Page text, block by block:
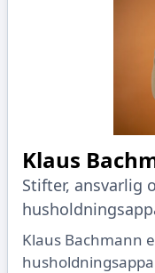
Klaus
Stifter, ansvarlig
Klaus Bachmann